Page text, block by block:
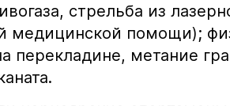
стрельба из
медицинской помощи);
перекладине, метание